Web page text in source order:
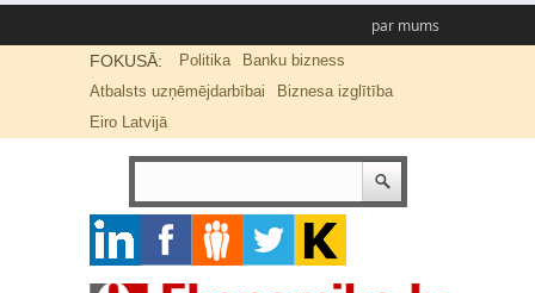
par mums
FOKUSĀ: Politika
Banku bizness
Atbalsts uzņēmējdarbībai
Biznesa izglītība
Eiro Latvijā